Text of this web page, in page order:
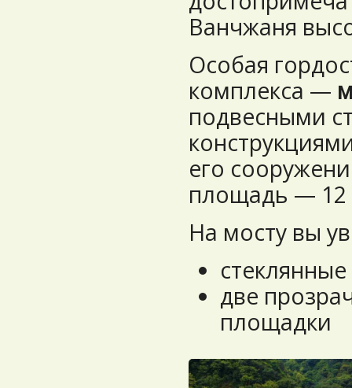
Ванчжаня
Особая
комплекса —
подвесными
его
площадь — 12
На мосту вы
две
площадки